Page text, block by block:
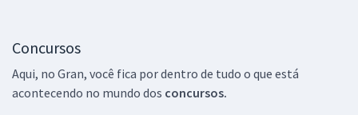
Concursos
Aqui, no Gran, você fica por dentro de tudo o que está
acontecendo no mundo dos concursos.